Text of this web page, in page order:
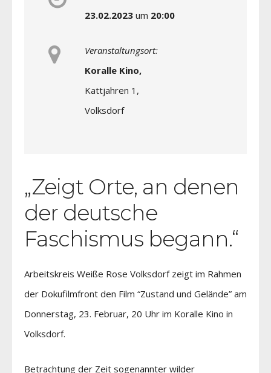
23.02.2023 um 20:00
Veranstaltungsort:
Koralle Kino,
Kattjahren 1,
Volksdorf
„Zeigt Orte, an denen
der deutsche
Faschismus begann.“
Arbeitskreis Weiße Rose Volksdorf zeigt im Rahmen
der Dokufilmfront den Film “Zustand und Gelände” am
Donnerstag, 23. Februar, 20 Uhr im Koralle Kino in
Volksdorf.
Betrachtung der Zeit sogenannter wilder